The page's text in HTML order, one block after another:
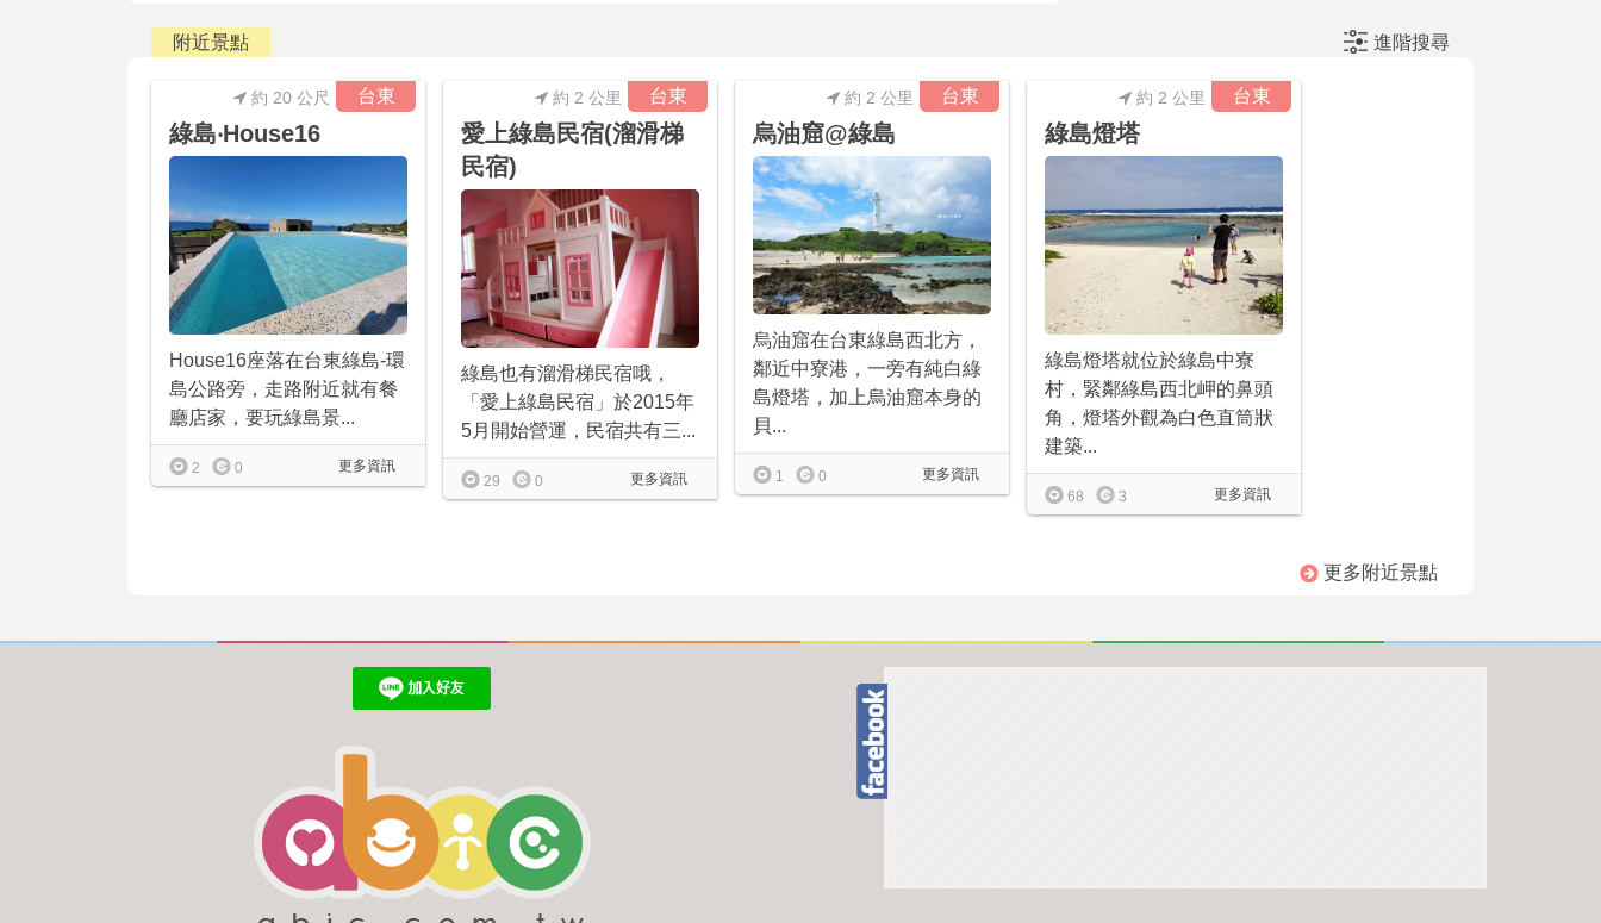
附近景點 進階搜尋
台東
約 20 公尺
綠島‧House16
House16座落在台東綠島-環
島公路旁，走路附近就有餐
廳店家，要玩綠島景...
更多資訊
2 0
台東
約 2 公里
愛上綠島民宿(溜滑梯
民宿)
綠島也有溜滑梯民宿哦，
「愛上綠島民宿」於2015年
5月開始營運，民宿共有三...
更多資訊
29 0
台東
約 2 公里
烏油窟@綠島
烏油窟在台東綠島西北方，
鄰近中寮港，一旁有純白綠
島燈塔，加上烏油窟本身的
貝...
更多資訊
1 0
台東
約 2 公里
綠島燈塔
綠島燈塔就位於綠島中寮
村，緊鄰綠島西北岬的鼻頭
角，燈塔外觀為白色直筒狀
建築...
更多資訊
68 3
更多附近景點